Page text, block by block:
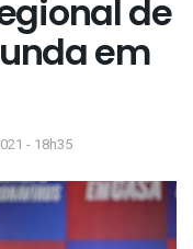
de
em
- 18h35